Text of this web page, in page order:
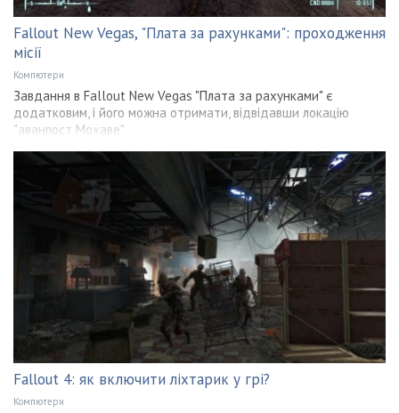
Fallout New Vegas, "Плата за рахунками": проходження
місії
Компютери
Завдання в Fallout New Vegas "Плата за рахунками" є
додатковим, і його можна отримати, відвідавши локацію
"аванпост Мохаве".
Fallout 4: як включити ліхтарик у грі?
Компютери